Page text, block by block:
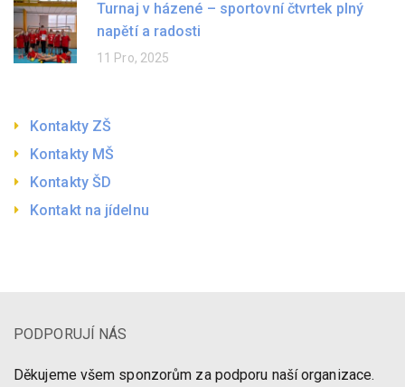
Turnaj v házené – sportovní čtvrtek plný
napětí a radosti
11 Pro, 2025
Kontakty ZŠ
Kontakty MŠ
Kontakty ŠD
Kontakt na jídelnu
PODPORUJÍ NÁS
Děkujeme všem sponzorům za podporu naší organizace.